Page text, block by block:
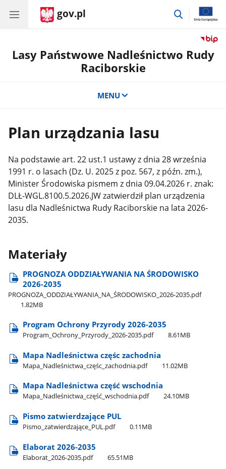
gov.pl
przejdź
Lasy Państwowe Nadleśnictwo Rudy
Raciborskie
MENU
Plan urządzania lasu
Na podstawie art. 22 ust.1 ustawy z dnia 28 września
1991 r. o lasach (Dz. U. 2025 z poz. 567, z późn. zm.),
Minister Środowiska pismem z dnia 09.04.2026 r. znak:
DLŁ-WGL.8100.5.2026.JW zatwierdził plan urządzenia
lasu dla Nadleśnictwa Rudy Raciborskie na lata 2026-
2035.
Materiały
PROGNOZA ODDZIAŁYWANIA NA ŚRODOWISKO
2026-2035
PROGNOZA​_ODDZIAŁYWANIA​_NA​_ŚRODOWISKO​_2026-2035.pdf
1.82MB
Program Ochrony Przyrody 2026-2035
Program​_Ochrony​_Przyrody​_2026-2035.pdf 8.61MB
Mapa Nadleśnictwa częśc zachodnia
Mapa​_Nadleśnictwa​_częśc​_zachodnia.pdf 11.02MB
Mapa Nadleśnictwa część wschodnia
Mapa​_Nadleśnictwa​_część​_wschodnia.pdf 24.10MB
Pismo zatwierdzające PUL
Pismo​_zatwierdzające​_PUL.pdf 0.11MB
Elaborat 2026-2035
Elaborat​_2026-2035.pdf 65.51MB